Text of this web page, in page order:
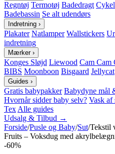
Regntøj Termotøj Badedragt
Badebassin Se alt udendørs
Indretning ›
Plakater Natlamper Wallstickers
indretning
Mærker ›
Konges Sløjd Liewood Cam Cam
BIBS Moonboon Bisgaard Jellycat
Guides ›
Gratis babypakker Babydyne mål
Hvornår sidder baby selv? Vask af
Tex Alle guides
Udsalg & Tilbud →
Forside/Pusle og Baby/Sut/Tekstil
Fruits – Voksdug med
-60%